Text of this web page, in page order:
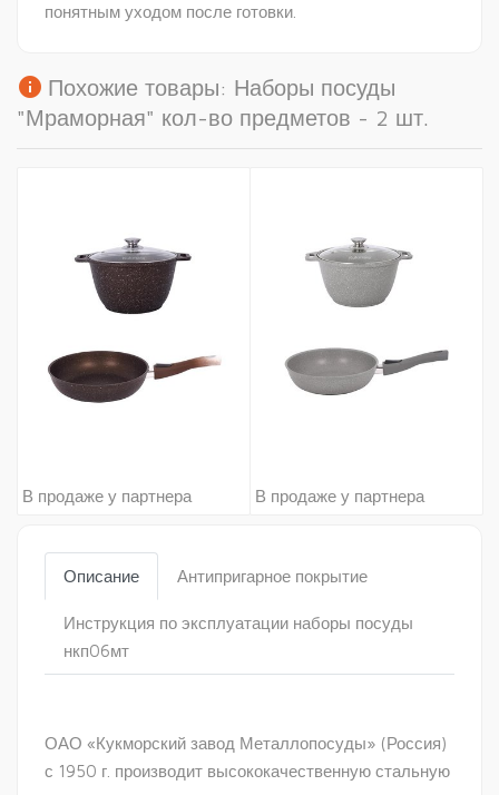
понятным уходом после готовки.
info Похожие товары: Наборы посуды
"Мраморная" кол-во предметов - 2 шт.
В продаже у партнера В продаже у партнера
Описание Антипригарное покрытие
Инструкция по эксплуатации наборы посуды
нкп06мт
ОАО «Кукморский завод Металлопосуды» (Россия)
с 1950 г. производит высококачественную стальную